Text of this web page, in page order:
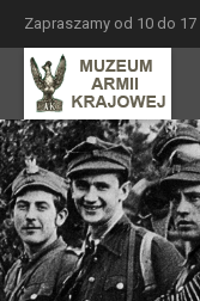
Zapraszamy od 10 do